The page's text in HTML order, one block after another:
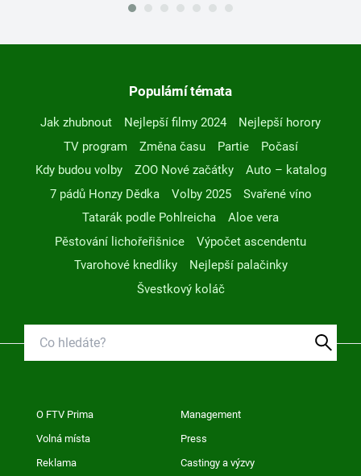
Populární témata
Jak zhubnout Nejlepší filmy 2024
Nejlepší horory
TV program
Změna času Partie
Počasí
Kdy budou volby
ZOO Nové začátky
Auto – katalog
7 pádů Honzy Dědka
Volby 2025
Svařené víno
Tatarák podle Pohlreicha
Aloe vera
Pěstování lichořeřišnice
Výpočet ascendentu
Tvarohové knedlíky
Nejlepší palačinky
Švestkový koláč
O FTV Prima Management
Volná místa Press
Reklama Castingy a výzvy